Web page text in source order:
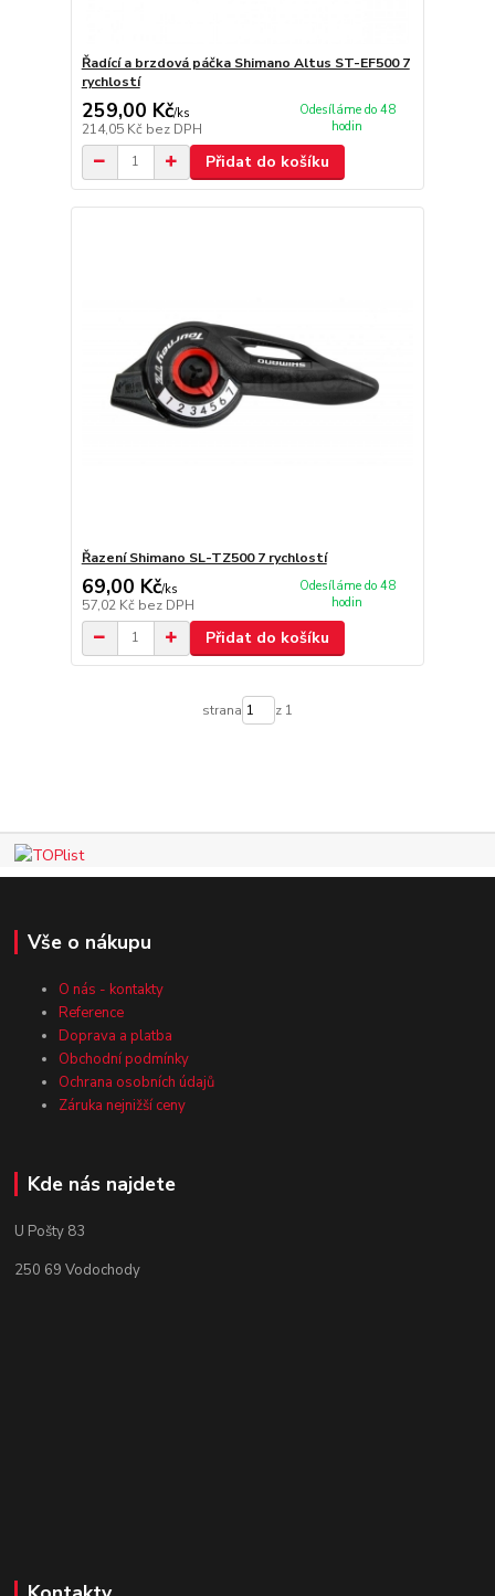
Řadící a brzdová páčka Shimano Altus ST-EF500 7
rychlostí
259,00 Kč/ks
214,05 Kč bez DPH
Odesíláme do 48
hodin
Přidat do košíku
Řazení Shimano SL-TZ500 7 rychlostí
69,00 Kč/ks
57,02 Kč bez DPH
Odesíláme do 48
hodin
Přidat do košíku
strana z 1
Vše o nákupu
O nás - kontakty
Reference
Doprava a platba
Obchodní podmínky
Ochrana osobních údajů
Záruka nejnižší ceny
Kde nás najdete
U Pošty 83
250 69 Vodochody